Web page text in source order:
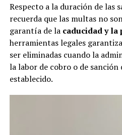
Respecto a la duración de las
recuerda que las multas no
garantía de la caducidad y la
herramientas legales
ser eliminadas cuando la
la labor de cobro o de
establecido.